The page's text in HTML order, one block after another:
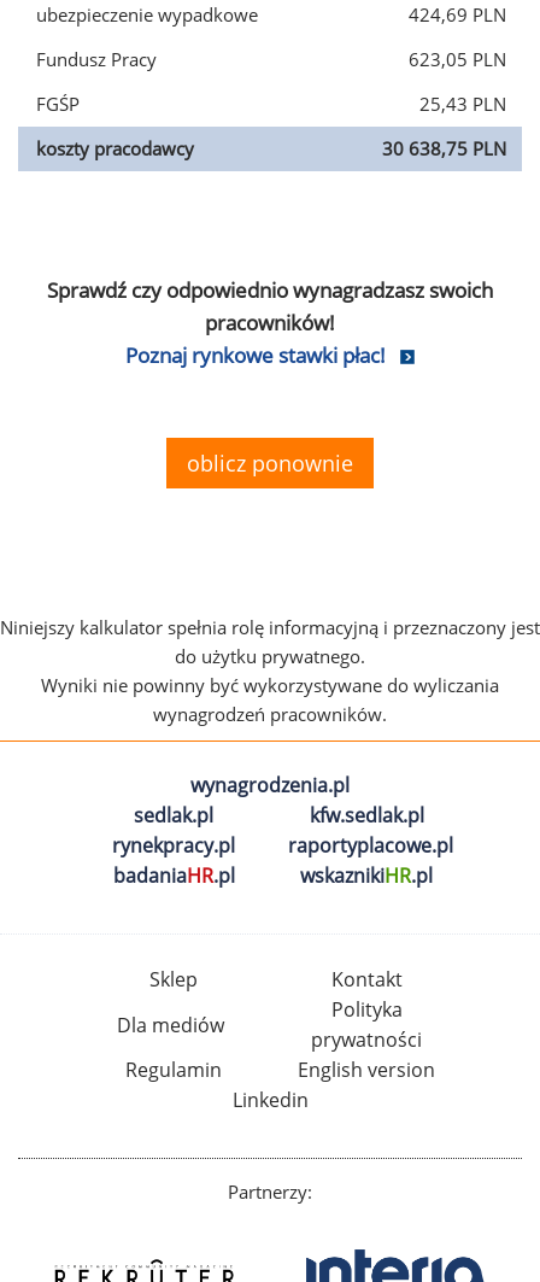
ubezpieczenie wypadkowe
424,69 PLN
Fundusz Pracy
623,05 PLN
FGŚP
25,43 PLN
koszty pracodawcy
30 638,75 PLN
Sprawdź czy odpowiednio wynagradzasz swoich
pracowników!
Poznaj rynkowe stawki płac!
oblicz ponownie
Niniejszy kalkulator spełnia rolę informacyjną i przeznaczony jest
do użytku prywatnego.
Wyniki nie powinny być wykorzystywane do wyliczania
wynagrodzeń pracowników.
wynagrodzenia.pl
sedlak.pl
kfw.sedlak.pl
rynekpracy.pl
raportyplacowe.pl
badaniaHR.pl wskaznikiHR.pl
Sklep
Kontakt
Dla mediów
Polityka
prywatności
Regulamin
English version
Linkedin
Partnerzy: